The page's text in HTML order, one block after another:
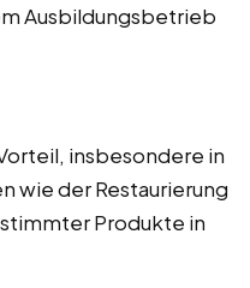
Ausbildungsbetrieb
insbesondere in
wie der Restaurierung
Produkte in